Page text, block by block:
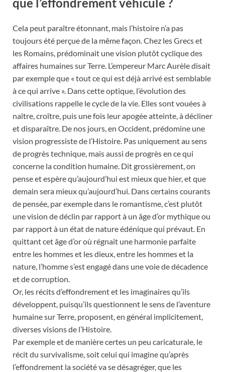
Cela peut paraître étonnant, mais l’histoire n’a pas
toujours été perçue de la même façon. Chez les Grecs et
les Romains, prédominait une vision plutôt cyclique des
affaires humaines sur Terre. L’empereur Marc Aurèle disait
par exemple que « tout ce qui est déjà arrivé est semblable
à ce qui arrive ». Dans cette optique, l’évolution des
civilisations rappelle le cycle de la vie. Elles sont vouées à
naître, croître, puis une fois leur apogée atteinte, à décliner
et disparaître. De nos jours, en Occident, prédomine une
vision progressiste de l’Histoire. Pas uniquement au sens
de progrès technique, mais aussi de progrès en ce qui
concerne la condition humaine. Dit grossièrement, on
pense et espère qu’aujourd’hui est mieux que hier, et que
demain sera mieux qu’aujourd’hui. Dans certains courants
de pensée, par exemple dans le romantisme, c’est plutôt
une vision de déclin par rapport à un âge d’or mythique ou
par rapport à un état de nature édénique qui prévaut. En
quittant cet âge d’or où régnait une harmonie parfaite
entre les hommes et les dieux, entre les hommes et la
nature, l’homme s’est engagé dans une voie de décadence
et de corruption.
Or, les récits d’effondrement et les imaginaires qu’ils
développent, puisqu’ils questionnent le sens de l’aventure
humaine sur Terre, proposent, en général implicitement,
diverses visions de l’Histoire.
Par exemple et de manière certes un peu caricaturale, le
récit du survivalisme, soit celui qui imagine qu’après
l’effondrement la société va se désagréger, que les